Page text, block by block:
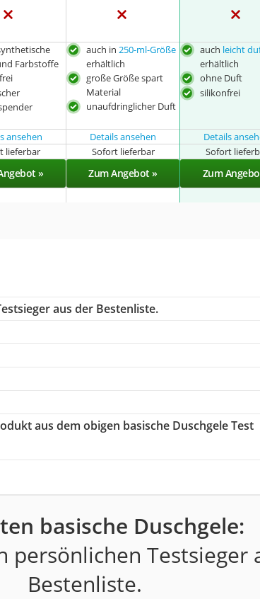
Farbstoffe
auch in250-ml-Größe
erhältlich
große Größe spart
Material
unaufdringlicher Duft
auch leicht
erhältlich
ohne Duft
silikonfrei
ansehen Details ansehen Details
lieferbar Sofort lieferbar Sofort
» Zum Angebot » Zum
aus der Bestenliste.
aus dem obigen basische Duschgele Test
basische Duschgele:
persönlichen Testsieger
Bestenliste.